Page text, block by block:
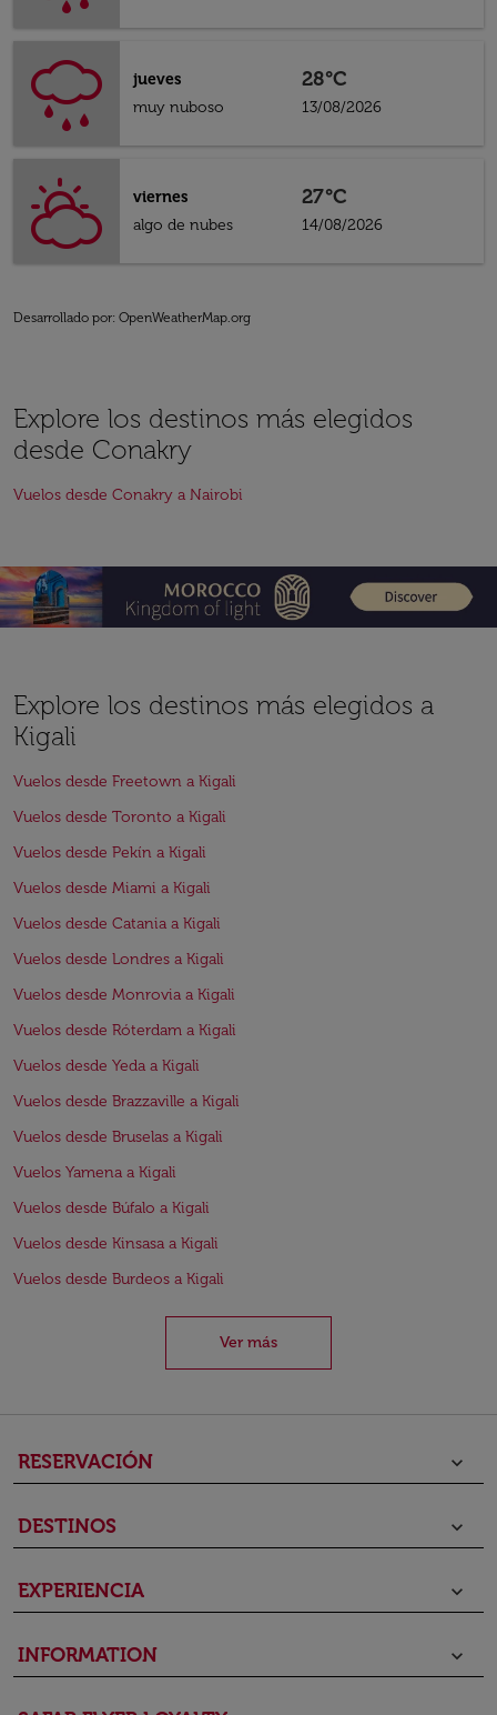
jueves
muy nuboso
28°C
13/08/2026
viernes
algo de nubes
27°C
14/08/2026
Desarrollado por: OpenWeatherMap.org
Explore los destinos más elegidos
desde Conakry
Vuelos desde Conakry a Nairobi
Explore los destinos más elegidos a
Kigali
Vuelos desde Freetown a Kigali
Vuelos desde Toronto a Kigali
Vuelos desde Pekín a Kigali
Vuelos desde Miami a Kigali
Vuelos desde Catania a Kigali
Vuelos desde Londres a Kigali
Vuelos desde Monrovia a Kigali
Vuelos desde Róterdam a Kigali
Vuelos desde Yeda a Kigali
Vuelos desde Brazzaville a Kigali
Vuelos desde Bruselas a Kigali
Vuelos Yamena a Kigali
Vuelos desde Búfalo a Kigali
Vuelos desde Kinsasa a Kigali
Vuelos desde Burdeos a Kigali
Ver más
RESERVACIÓN keyboard_arrow_down
DESTINOS keyboard_arrow_down
EXPERIENCIA keyboard_arrow_down
INFORMATION keyboard_arrow_down